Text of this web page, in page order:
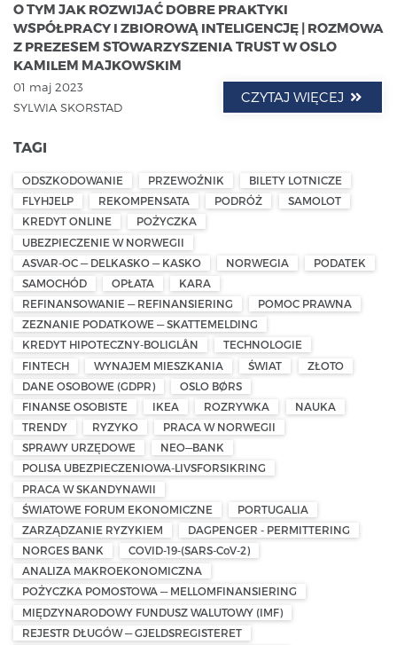
O TYM JAK ROZWIJAĆ DOBRE PRAKTYKI
WSPÓŁPRACY I ZBIOROWĄ INTELIGENCJĘ | ROZMOWA
Z PREZESEM STOWARZYSZENIA TRUST W OSLO
KAMILEM MAJKOWSKIM
01 maj 2023
SYLWIA SKORSTAD
CZYTAJ WIĘCEJ
TAGI
ODSZKODOWANIE PRZEWOŹNIK
BILETY LOTNICZE
FLYHJELP
REKOMPENSATA PODRÓŻ
SAMOLOT
KREDYT ONLINE
POŻYCZKA
UBEZPIECZENIE W NORWEGII
ASVAR-OC — DELKASKO — KASKO
NORWEGIA
PODATEK
SAMOCHÓD
OPŁATA
KARA
REFINANSOWANIE — REFINANSIERING
POMOC PRAWNA
ZEZNANIE PODATKOWE — SKATTEMELDING
KREDYT HIPOTECZNY-BOLIGLÅN
TECHNOLOGIE
FINTECH
WYNAJEM MIESZKANIA ŚWIAT
ZŁOTO
DANE OSOBOWE (GDPR)
OSLO BØRS
FINANSE OSOBISTE
IKEA ROZRYWKA
NAUKA
TRENDY
RYZYKO
PRACA W NORWEGII
SPRAWY URZĘDOWE
NEO—BANK
POLISA UBEZPIECZENIOWA-LIVSFORSIKRING
PRACA W SKANDYNAWII
ŚWIATOWE FORUM EKONOMICZNE
PORTUGALIA
ZARZĄDZANIE RYZYKIEM
DAGPENGER - PERMITTERING
NORGES BANK
COVID-19-(SARS-CoV-2)
ANALIZA MAKROEKONOMICZNA
POŻYCZKA POMOSTOWA — MELLOMFINANSIERING
MIĘDZYNARODOWY FUNDUSZ WALUTOWY (IMF)
REJESTR DŁUGÓW — GJELDSREGISTERET